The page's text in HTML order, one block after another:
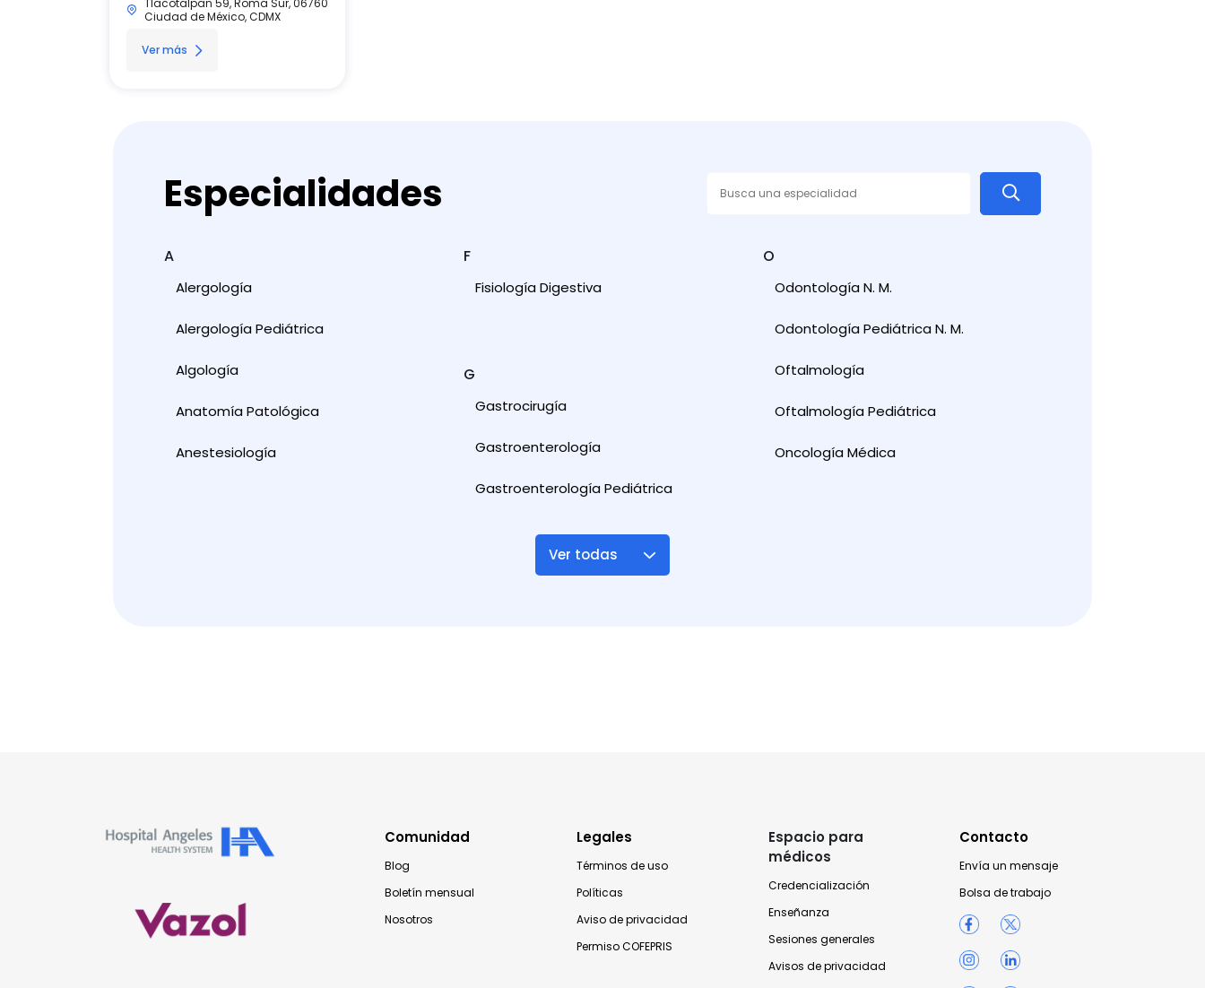
Tlacotalpan 59, Roma Sur, 06760
Ciudad de México, CDMX
Ver más
Especialidades
A
Alergología
Alergología Pediátrica
Algología
Anatomía Patológica
Anestesiología
F
Fisiología Digestiva
G
Gastrocirugía
Gastroenterología
Gastroenterología Pediátrica
O
Odontología N. M.
Odontología Pediátrica N. M.
Oftalmología
Oftalmología Pediátrica
Oncología Médica
Ver todas
Comunidad
Blog
Boletín mensual
Nosotros
Legales
Términos de uso
Políticas
Aviso de privacidad
Permiso COFEPRIS
Espacio para
médicos
Credencialización
Enseñanza
Sesiones generales
Avisos de privacidad
Contacto
Envía un mensaje
Bolsa de trabajo